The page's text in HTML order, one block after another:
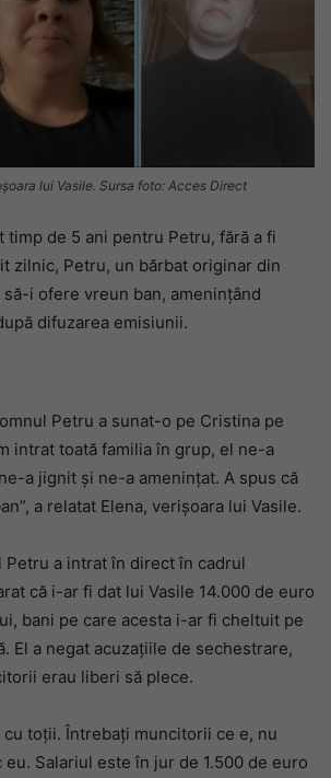
lui Vasile. Sursa foto: Acces Direct
timp de 5 ani pentru Petru, fără a fi
zilnic, Petru, un bărbat originar din
să-i ofere vreun ban, amenințând
difuzarea emisiunii.
Petru a sunat-o pe Cristina pe
intrat toată familia în grup, el ne-a
a jignit și ne-a amenințat. A spus că
a relatat Elena, verișoara lui Vasile.
Petru a intrat în direct în cadrul
că i-ar fi dat lui Vasile 14.000 de euro
bani pe care acesta i-ar fi cheltuit pe
El a negat acuzațiile de sechestrare,
erau liberi să plece.
cu toții. Întrebați muncitorii ce e, nu
Salariul este în jur de 1.500 de euro